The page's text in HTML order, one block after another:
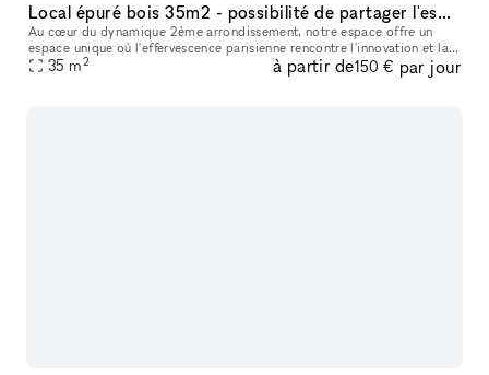
Local épuré bois 35m2 - possibilité de partager l'espace avec un autre locataire
Au cœur du dynamique 2ème arrondissement, notre espace offre un
espace unique où l'effervescence parisienne rencontre l'innovation et la
créativité. Notre concept de boutique éphémère est plus qu'un
35 m2 à partir de150 € par jour